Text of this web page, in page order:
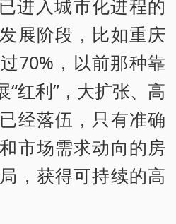
进入城市化进程的
展阶段，比如重庆
70%，以前那种靠
“红利”，大扩张、高
经落伍，只有准确
市场需求动向的房
，获得可持续的高